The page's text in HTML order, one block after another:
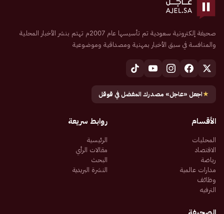
صحيفة إلكترونية سعودية تم تأسيسها عام 2007م تهتم بنشر الأخبار المحلية
والمنافسة في سبق الأخبار بمهنية ومصداقية وموضوعية
★اجعل «عاجل» مصدرك المفضل في قوقل
الأقسام
المحليات
الاقتصاد
رياضة
مدارات عالمية
وظائف
الترفيه
روابط سريعة
الرئيسية
مقالات الرأي
البحث
النشرة البريدية